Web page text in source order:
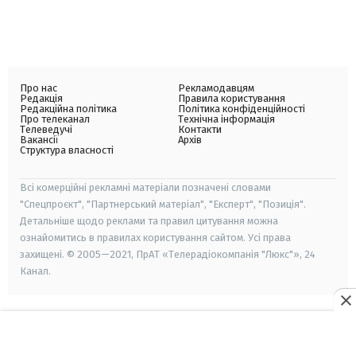
Про нас
Редакція
Редакційна політика
Про телеканал
Телеведучі
Вакансії
Структура власності
Рекламодавцям
Правила користування
Політика конфіденційності
Технічна інформація
Контакти
Архів
Всі комерційні рекламні матеріали позначені словами
"Спецпроєкт", "Партнерський матеріал", "Експерт", "Позиція".
Детальніше щодо реклами та правил цитування можна
ознайомитись в правилах користування сайтом. Усі права
захищені. © 2005—2021, ПрАТ «Телерадіокомпанія "Люкс"», 24
Канал.